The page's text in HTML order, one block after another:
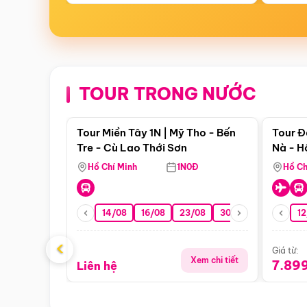
TOUR TRONG NƯỚC
Điểm nổi bật
Tour Miền Tây 1N | Mỹ Tho - Bến
Tre - Cù Lao Thới Sơn
Hồ Chí Minh 1N0Đ
14/08 16/08 23/08 30/08 06/09
Liên hệ Xem chi tiết
Tour
Nà -
Nha
Hồ
Giá từ:
‹